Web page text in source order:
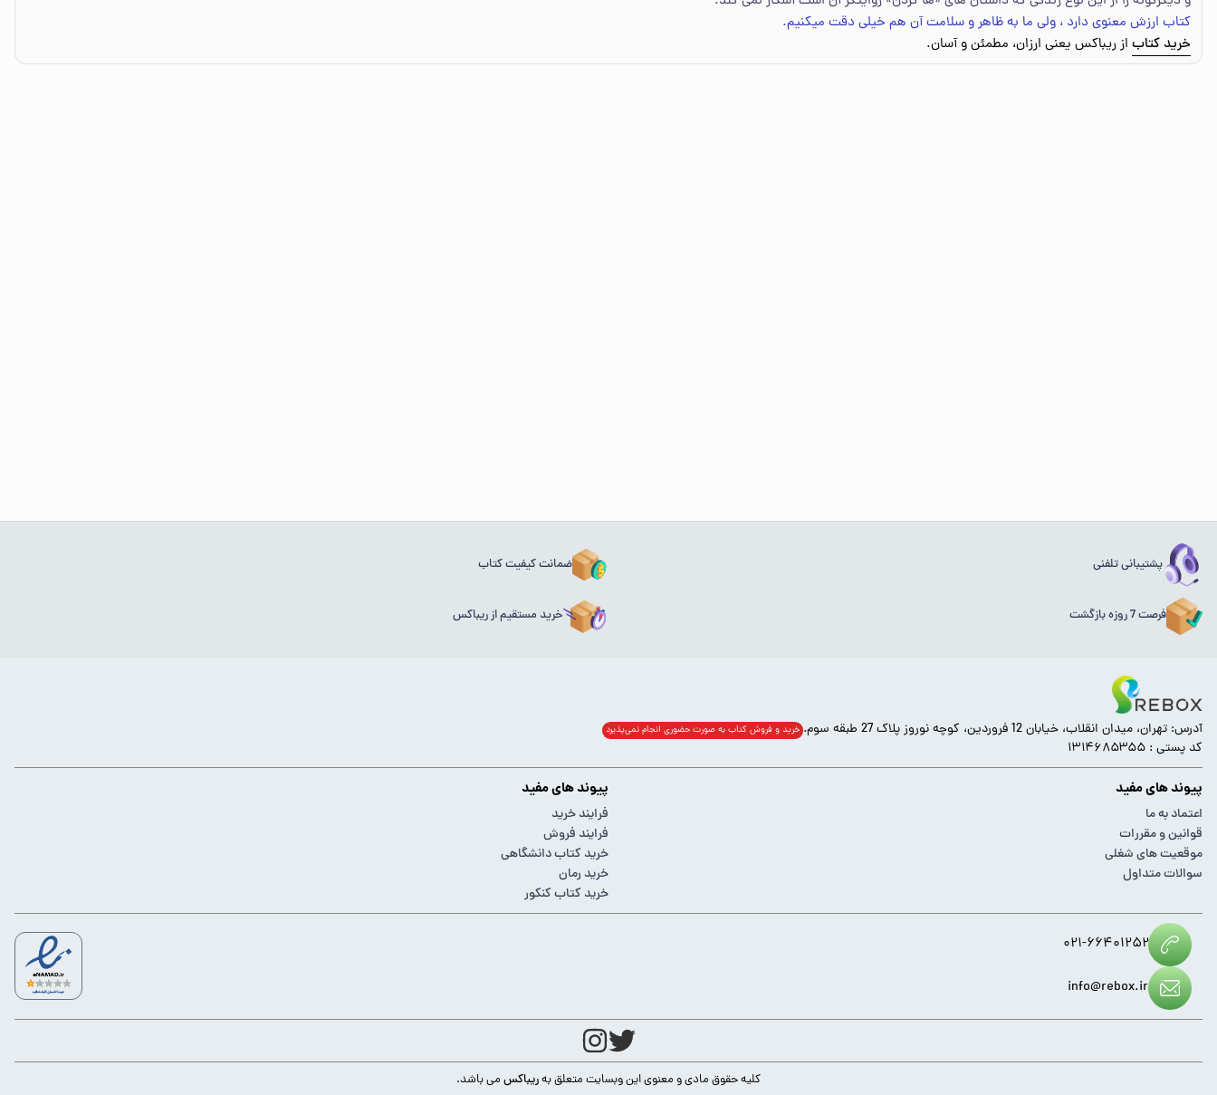
کتاب ارزش معنوی دارد ، ولی ما به ظاهر و سلامت آن هم خیلی دقت میکنیم.
خرید کتاب از ریباکس یعنی ارزان، مطمئن و آسان.
پشتیبانی تلفنی ضمانت کیفیت کتاب
فرصت 7 روزه بازگشت خرید مستقیم از ریباکس
آدرس: تهران، میدان انقلاب، خیابان 12 فروردین، کوچه نوروز پلاک 27 طبقه سوم. خرید و فروش کتاب به صورت حضوری انجام‌ نمی‌پذیرد
کد پستی : ۱۳۱۴۶۸۵۳۵۵
پیوند های مفید
اعتماد به ما
قوانین و مقررات
موقعیت های شغلی
سوالات متداول
پیوند های مفید
فرایند خرید
فرایند فروش
خرید کتاب دانشگاهی
خرید رمان
خرید کتاب کنکور
۰۲۱-۶۶۴۰۱۲۵۲
info@rebox.ir
کلیه حقوق مادی و معنوی این وبسایت متعلق بهریباکس می باشد.